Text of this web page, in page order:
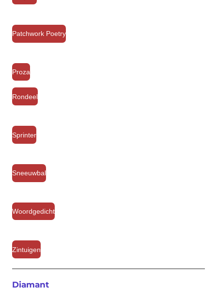
Patchwork Poetry
Proza
Rondeel
Sprinter
Sneeuwbal
Woordgedicht
Zintuigen
Diamant